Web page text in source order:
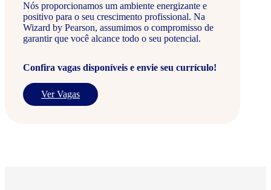
Nós proporcionamos um ambiente energizante e
positivo para o seu crescimento profissional. Na
Wizard by Pearson, assumimos o compromisso de
garantir que você alcance todo o seu potencial.
Confira vagas disponíveis e envie seu currículo!
Ver Vagas